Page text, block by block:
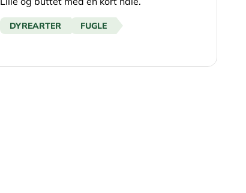
DYREARTER FUGLE